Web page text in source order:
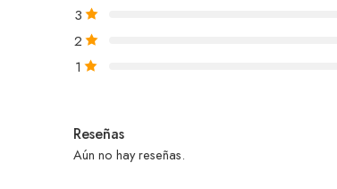
3
2
1
Reseñas
Aún no hay reseñas.